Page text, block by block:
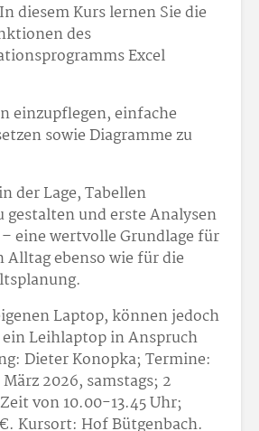
diesem Kurs lernen Sie die
des
Excel
einzupflegen, einfache
sowie Diagramme zu
der Lage, Tabellen
gestalten und erste Analysen
eine wertvolle Grundlage für
ebenso wie für die
Laptop, können jedoch
Leihlaptop in Anspruch
Dieter Konopka; Termine:
2026, samstags; 2
von 10.00-13.45 Uhr;
€. Kursort: Hof Bütgenbach.